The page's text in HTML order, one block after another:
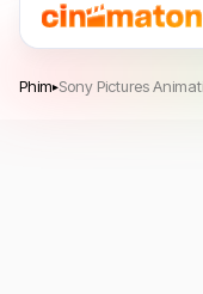
Phim▸Sony Pictures